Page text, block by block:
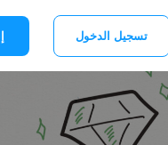
تسجيل الدخول